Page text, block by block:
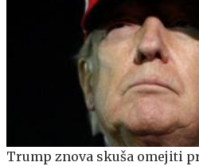
Trump znova skuša omejiti